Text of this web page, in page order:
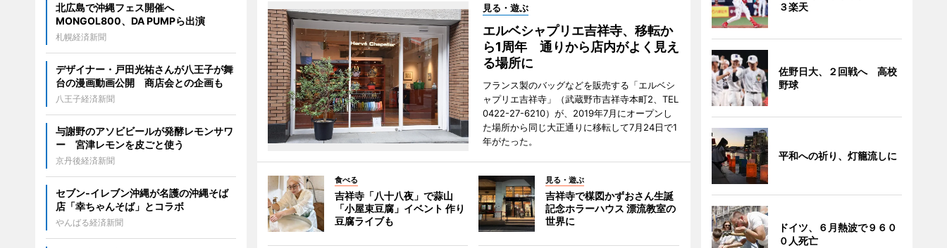
見る・遊ぶ
エルベシャプリエ吉祥寺、移転か
ら1周年 通りから店内がよく見え
る場所に
フランス製のバッグなどを販売する「エルベシ
ャプリエ吉祥寺」（武蔵野市吉祥寺本町2、TEL
0422-27-6210）が、2019年7月にオープンし
た場所から同じ大正通りに移転して7月24日で1
年がたった。
食べる
吉祥寺「八十八夜」で蒜山
「小屋束豆腐」イベント 作り
豆腐ライブも
見る・遊ぶ
吉祥寺で楳図かずおさん生誕
記念ホラーハウス 漂流教室の
世界に
北広島で沖縄フェス開催へ
MONGOL800、DA PUMPら出演
札幌経済新聞
デザイナー・戸田光祐さんが八王子が舞
台の漫画動画公開 商店会との企画も
八王子経済新聞
与謝野のアソビビールが発酵レモンサワ
ー 宮津レモンを皮ごと使う
京丹後経済新聞
セブン‐イレブン沖縄が名護の沖縄そば
店「幸ちゃんそば」とコラボ
やんばる経済新聞
３楽天
佐野日大、２回戦へ 高校
野球
平和への祈り、灯籠流しに
ドイツ、６月熱波で９６０
０人死亡